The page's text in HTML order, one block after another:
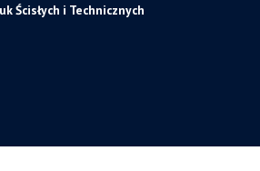
Ścisłych i Technicznych